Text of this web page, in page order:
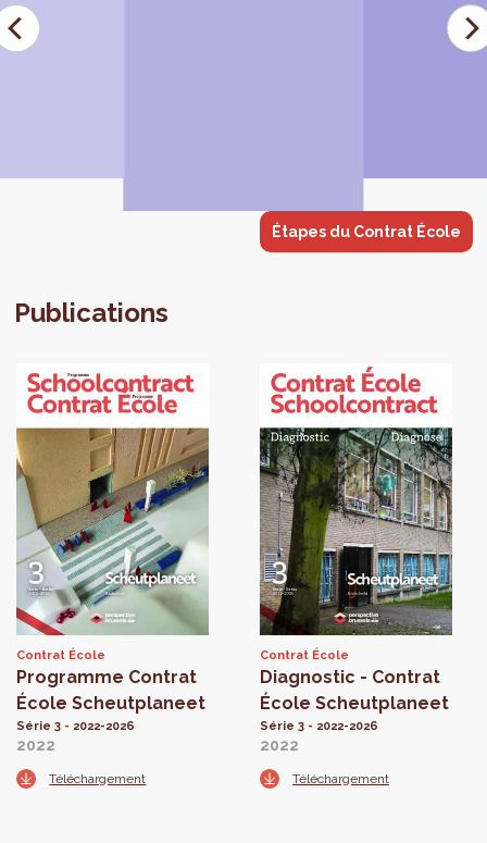
Étapes du Contrat École
Publications
Contrat École
Programme Contrat
École Scheutplaneet
Série 3 - 2022-2026
2022
Téléchargement
Contrat École
Diagnostic - Contrat
École Scheutplaneet
Série 3 - 2022-2026
2022
Téléchargement